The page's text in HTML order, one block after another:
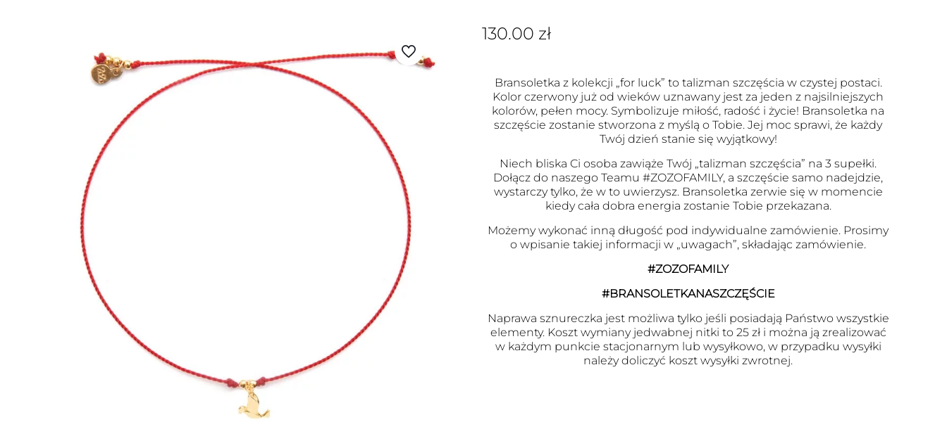
130.00 zł
Bransoletka z kolekcji „for luck” to talizman szczęścia w czystej postaci.
Kolor czerwony już od wieków uznawany jest za jeden z najsilniejszych
kolorów, pełen mocy. Symbolizuje miłość, radość i życie! Bransoletka na
szczęście zostanie stworzona z myślą o Tobie. Jej moc sprawi, że każdy
Twój dzień stanie się wyjątkowy!
Niech bliska Ci osoba zawiąże Twój „talizman szczęścia” na 3 supełki.
Dołącz do naszego Teamu #ZOZOFAMILY, a szczęście samo nadejdzie,
wystarczy tylko, że w to uwierzysz. Bransoletka zerwie się w momencie
kiedy cała dobra energia zostanie Tobie przekazana.
Możemy wykonać inną długość pod indywidualne zamówienie. Prosimy
o wpisanie takiej informacji w „uwagach”, składając zamówienie.
#ZOZOFAMILY
#BRANSOLETKANASZCZĘŚCIE
Naprawa sznureczka jest możliwa tylko jeśli posiadają Państwo wszystkie
elementy. Koszt wymiany jedwabnej nitki to 25 zł i można ją zrealizować
w każdym punkcie stacjonarnym lub wysyłkowo, w przypadku wysyłki
należy doliczyć koszt wysyłki zwrotnej.